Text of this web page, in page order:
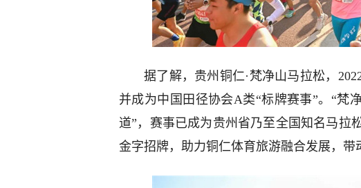
据了解，贵州铜仁·梵净山马拉松，
并成为中国田径协会A类“标牌赛事”。“梵
道”，赛事已成为贵州省乃至全国知名马拉
金字招牌，助力铜仁体育旅游融合发展，带